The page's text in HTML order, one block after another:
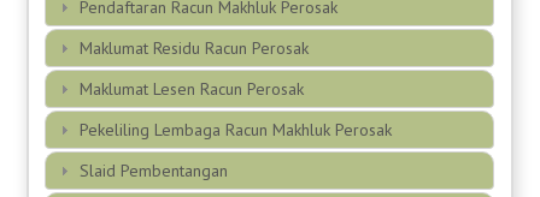
Pendaftaran Racun Makhluk Perosak
Maklumat Residu Racun Perosak
Maklumat Lesen Racun Perosak
Pekeliling Lembaga Racun Makhluk Perosak
Slaid Pembentangan